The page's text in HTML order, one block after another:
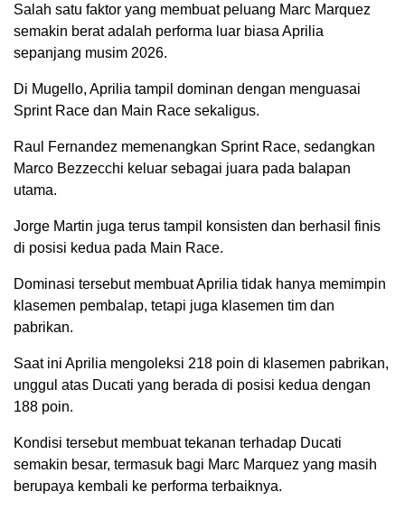
Salah satu faktor yang membuat peluang Marc Marquez
semakin berat adalah performa luar biasa Aprilia
sepanjang musim 2026.
Di Mugello, Aprilia tampil dominan dengan menguasai
Sprint Race dan Main Race sekaligus.
Raul Fernandez memenangkan Sprint Race, sedangkan
Marco Bezzecchi keluar sebagai juara pada balapan
utama.
Jorge Martin juga terus tampil konsisten dan berhasil finis
di posisi kedua pada Main Race.
Dominasi tersebut membuat Aprilia tidak hanya memimpin
klasemen pembalap, tetapi juga klasemen tim dan
pabrikan.
Saat ini Aprilia mengoleksi 218 poin di klasemen pabrikan,
unggul atas Ducati yang berada di posisi kedua dengan
188 poin.
Kondisi tersebut membuat tekanan terhadap Ducati
semakin besar, termasuk bagi Marc Marquez yang masih
berupaya kembali ke performa terbaiknya.